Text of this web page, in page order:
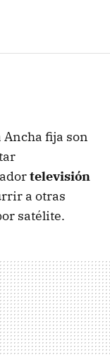
fija son
televisión
a otras
satélite.